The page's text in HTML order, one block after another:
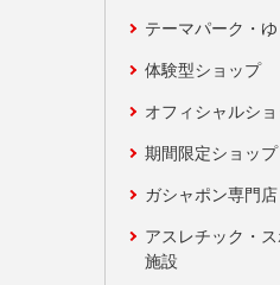
テーマパーク・
体験型ショップ
オフィシャルシ
期間限定ショップ
ガシャポン専門店
アスレチック・
施設